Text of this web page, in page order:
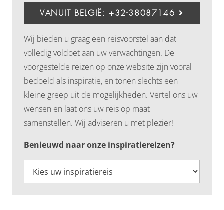
VANUIT BELGIË: +32-38087146
Wij bieden u graag een reisvoorstel aan dat
volledig voldoet aan uw verwachtingen. De
voorgestelde reizen op onze website zijn vooral
bedoeld als inspiratie, en tonen slechts een
kleine greep uit de mogelijkheden. Vertel ons uw
wensen en laat ons uw reis op maat
samenstellen. Wij adviseren u met plezier!
Benieuwd naar onze inspiratiereizen?